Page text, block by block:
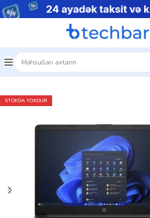
Ev Noutbuklar Gündəlik noutbuklar
STOKDA YOXDUR